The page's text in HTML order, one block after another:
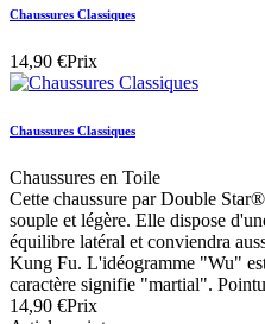
Chaussures Classiques
14,90 €Prix
Chaussures Classiques
Chaussures en Toile
Cette chaussure par Double
souple et légère. Elle dispose
équilibre latéral et conviendra
Kung Fu. L'idéogramme "Wu"
caractère signifie "martial".
14,90 €Prix